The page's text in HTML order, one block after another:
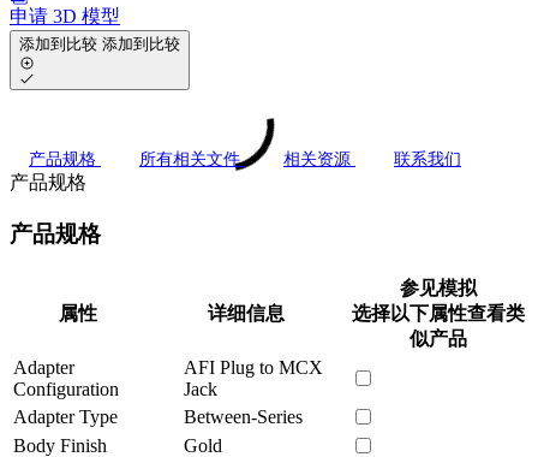
申请 3D 模型
添加到比较 添加到比较
产品规格 所有相关文件 相关资源 联系我们
产品规格
产品规格
属性 详细信息
参见模拟
选择以下属性查看类
似产品
Adapter
Configuration
AFI Plug to MCX
Jack
Adapter Type
Between-Series
Body Finish
Gold